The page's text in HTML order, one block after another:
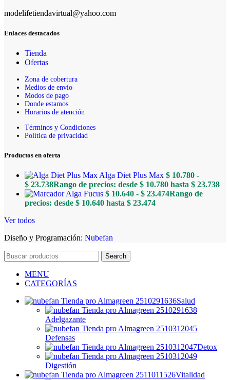
modelifetiendavirtual@yahoo.com
Enlaces destacados
Tienda
Ofertas
Zona de cobertura
Medios de envío
Modos de pago
Donde estamos
Horarios de atención
Términos y Condiciones
Política de privacidad
Productos en oferta
Alga Diet Plus Max $ 10.780 -
$ 23.738Rango de precios: desde $ 10.780 hasta $ 23.738
Alga Fucus $ 10.640 - $ 23.474Rango de
precios: desde $ 10.640 hasta $ 23.474
Ver todos
Diseño y Programación: Nubefan
Search
MENU
CATEGORÍAS
Salud
Adelgazante
Defensas
Detox
Digestión
Vitalidad